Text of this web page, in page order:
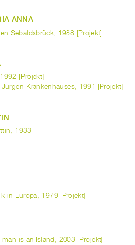
ANNA
Sebaldsbrück, 1988 [Projekt]
[Projekt]
Krankenhauses, 1991 [Projekt]
1933
in Europa, 1979 [Projekt]
is an Island, 2003 [Projekt]